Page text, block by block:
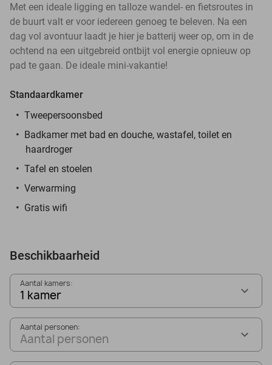
Met een ideale ligging en talloze wandel- en fietsroutes in
de buurt valt er voor iedereen genoeg te beleven. Na een
dag vol avontuur laadt je hier je batterij weer op, om in de
ochtend na een uitgebreid ontbijt vol energie opnieuw op
pad te gaan. De ideale mini-vakantie!
Standaardkamer
Tweepersoonsbed
Badkamer met bad en douche, wastafel, toilet en
haardroger
Tafel en stoelen
Verwarming
Gratis wifi
Beschikbaarheid
Aantal kamers:
1 kamer
Aantal personen:
Aantal personen